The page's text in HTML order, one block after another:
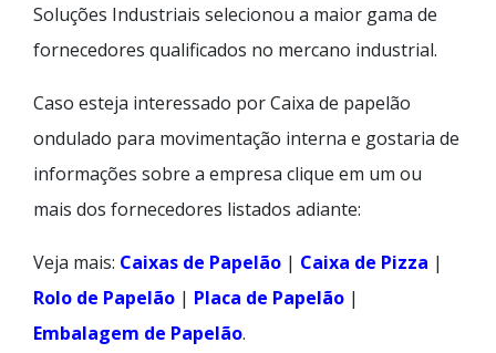
Soluções Industriais selecionou a maior gama de
fornecedores qualificados no mercano industrial.
Caso esteja interessado por Caixa de papelão
ondulado para movimentação interna e gostaria de
informações sobre a empresa clique em um ou
mais dos fornecedores listados adiante:
Veja mais: Caixas de Papelão | Caixa de Pizza |
Rolo de Papelão | Placa de Papelão |
Embalagem de Papelão.